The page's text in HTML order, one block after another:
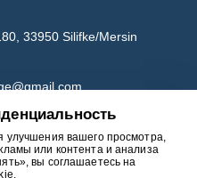
33950 Silifke/Mersin
вашего просмотра,
или контента и анализа
вы соглашаетесь на